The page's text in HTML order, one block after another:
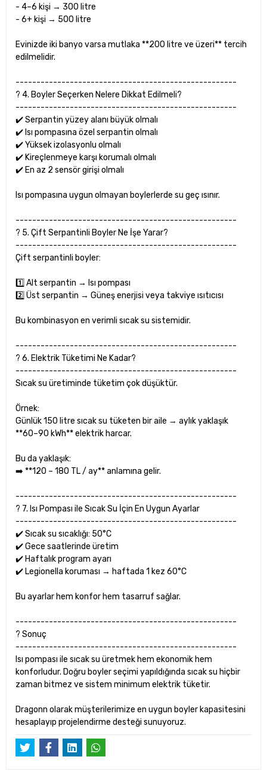
- 4–6 kişi → 300 litre
- 6+ kişi → 500 litre
Evinizde iki banyo varsa mutlaka **200 litre ve üzeri** tercih
edilmelidir.
-----------------------------------------------------
? 4. Boyler Seçerken Nelere Dikkat Edilmeli?
-----------------------------------------------------
✔️ Serpantin yüzey alanı büyük olmalı
✔️ Isı pompasına özel serpantin olmalı
✔️ Yüksek izolasyonlu olmalı
✔️ Kireçlenmeye karşı korumalı olmalı
✔️ En az 2 sensör girişi olmalı
Isı pompasına uygun olmayan boylerlerde su geç ısınır.
-----------------------------------------------------
? 5. Çift Serpantinli Boyler Ne İşe Yarar?
-----------------------------------------------------
Çift serpantinli boyler:
1️⃣ Alt serpantin → Isı pompası
2️⃣ Üst serpantin → Güneş enerjisi veya takviye ısıtıcısı
Bu kombinasyon en verimli sıcak su sistemidir.
-----------------------------------------------------
? 6. Elektrik Tüketimi Ne Kadar?
-----------------------------------------------------
Sıcak su üretiminde tüketim çok düşüktür.
Örnek:
Günlük 150 litre sıcak su tüketen bir aile → aylık yaklaşık
**60–90 kWh** elektrik harcar.
Bu da yaklaşık:
➡️ **120 – 180 TL / ay** anlamına gelir.
-----------------------------------------------------
? 7. Isı Pompası ile Sıcak Su İçin En Uygun Ayarlar
-----------------------------------------------------
✔️ Sıcak su sıcaklığı: 50°C
✔️ Gece saatlerinde üretim
✔️ Haftalık program ayarı
✔️ Legionella koruması → haftada 1 kez 60°C
Bu ayarlar hem konfor hem tasarruf sağlar.
-----------------------------------------------------
? Sonuç
-----------------------------------------------------
Isı pompası ile sıcak su üretmek hem ekonomik hem
konforludur. Doğru boyler seçimi yapıldığında sıcak su hiçbir
zaman bitmez ve sistem minimum elektrik tüketir.
Dragonn olarak müşterilerimize en uygun boyler kapasitesini
hesaplayıp projelendirme desteği sunuyoruz.